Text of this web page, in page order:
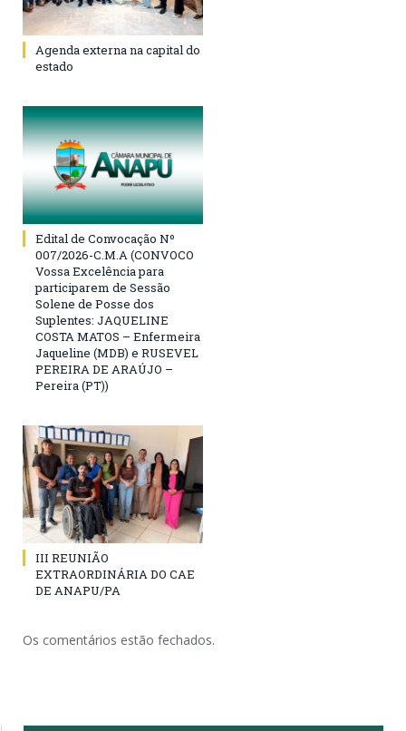
Agenda externa na capital do
estado
Edital de Convocação Nº
007/2026-C.M.A (CONVOCO
Vossa Excelência para
participarem de Sessão
Solene de Posse dos
Suplentes: JAQUELINE
COSTA MATOS – Enfermeira
Jaqueline (MDB) e RUSEVEL
PEREIRA DE ARAÚJO –
Pereira (PT))
III REUNIÃO
EXTRAORDINÁRIA DO CAE
DE ANAPU/PA
Os comentários estão fechados.